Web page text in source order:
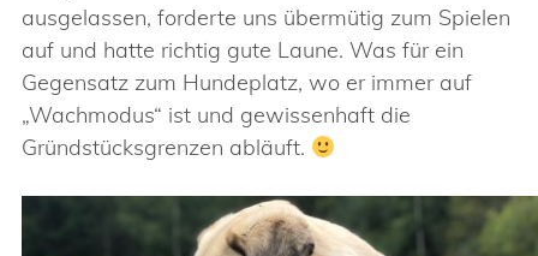
ausgelassen, forderte uns übermütig zum Spielen
auf und hatte richtig gute Laune. Was für ein
Gegensatz zum Hundeplatz, wo er immer auf
„Wachmodus“ ist und gewissenhaft die
Gründstücksgrenzen abläuft.